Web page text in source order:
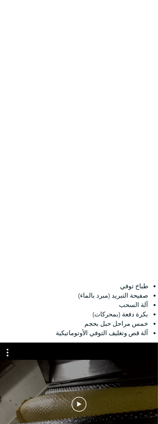
طباخ توفي
صفيحة التبريد (مبرد بالماء)
آلة السحب
بكرة دفعة (بمحركات)
خمس مراحل حبل بحجم
آلة قص وتغليف التوفي الأوتوماتيكية